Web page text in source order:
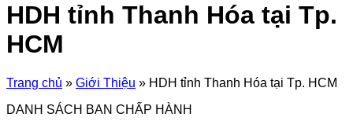
HDH tỉnh Thanh Hóa tại Tp.
HCM
Trang chủ » Giới Thiệu » HDH tỉnh Thanh Hóa tại Tp. HCM
DANH SÁCH BAN CHẤP HÀNH